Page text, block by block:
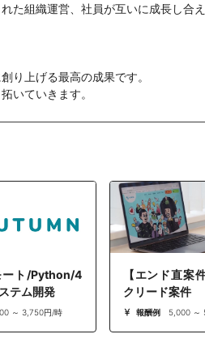
た組織運営、社員が互いに成⾧し合
り上げる最高の成果です。
いていきます。
ート/Python/4
テム開発
～ 3,750円/時
【エンド直案
クリード案件
報酬例 5,000 ～